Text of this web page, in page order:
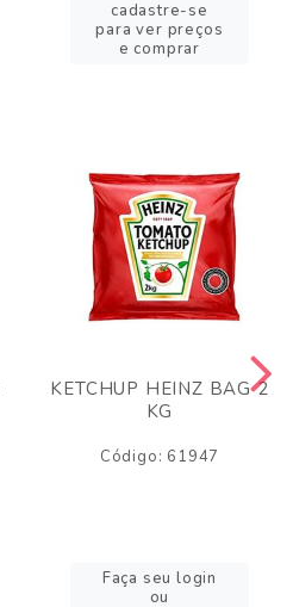
cadastre-se
para ver preços
e comprar
KETCHUP HEINZ BAG 2
KG
Código: 61947
Faça seu login
ou